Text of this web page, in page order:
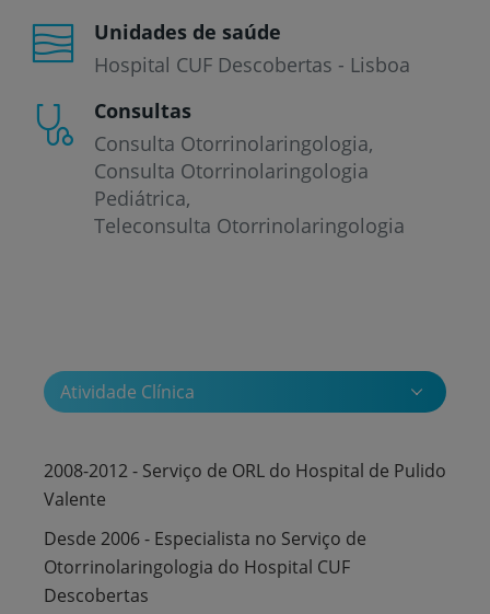
Unidades de saúde
Hospital CUF Descobertas - Lisboa
Consultas
Consulta Otorrinolaringologia
Consulta Otorrinolaringologia
Pediátrica
Teleconsulta Otorrinolaringologia
Atividade Clínica
2008-2012 - Serviço de ORL do Hospital de Pulido
Valente
Desde 2006 - Especialista no Serviço de
Otorrinolaringologia do Hospital CUF
Descobertas